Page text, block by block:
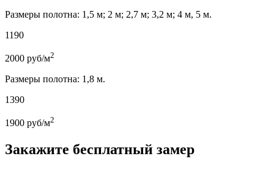
Размеры полотна: 1,5 м; 2 м; 2,7 м; 3,2 м; 4 м, 5 м.
1190
2000 руб/м2
Размеры полотна: 1,8 м.
1390
1900 руб/м2
Закажите бесплатный замер